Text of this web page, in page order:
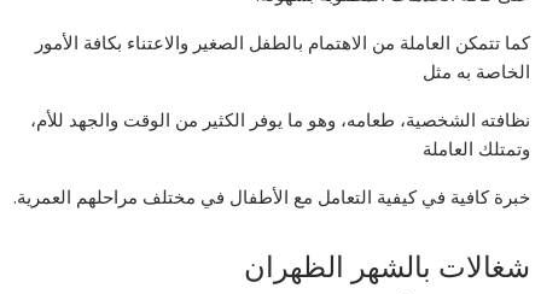
كما تتمكن العاملة من الاهتمام بالطفل الصغير والاعتناء بكافة الأمور
الخاصة به مثل
نظافته الشخصية، طعامه، وهو ما يوفر الكثير من الوقت والجهد للأم،
وتمتلك العاملة
خبرة كافية في كيفية التعامل مع الأطفال في مختلف مراحلهم العمرية.
شغالات بالشهر الظهران